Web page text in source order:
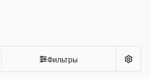
Фильтры